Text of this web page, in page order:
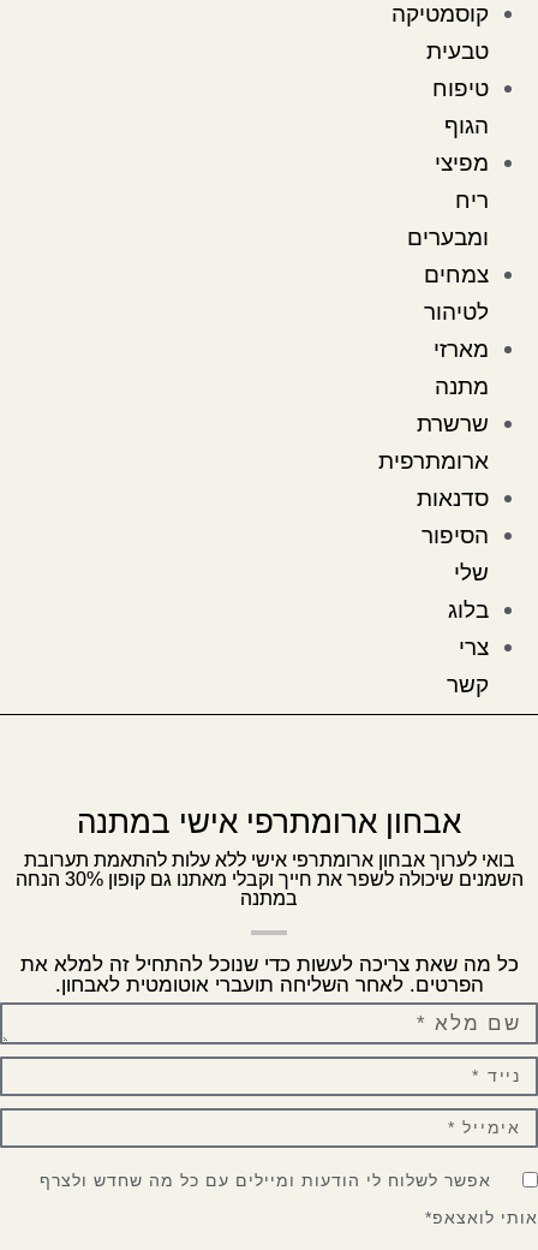
קוסמטיקה
טבעית
טיפוח
הגוף
מפיצי
ריח
ומבערים
צמחים
לטיהור
מארזי
מתנה
שרשרת
ארומתרפית
סדנאות
הסיפור
שלי
בלוג
צרי
קשר
אבחון ארומתרפי אישי במתנה
בואי לערוך אבחון ארומתרפי אישי ללא עלות להתאמת תערובת
השמנים שיכולה לשפר את חייך וקבלי מאתנו גם קופון 30% הנחה
במתנה
כל מה שאת צריכה לעשות כדי שנוכל להתחיל זה למלא את
הפרטים. לאחר השליחה תועברי אוטומטית לאבחון.
אפשר לשלוח לי הודעות ומיילים עם כל מה שחדש ולצרף
לואצאפ*